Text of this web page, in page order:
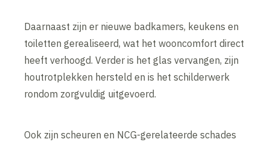
Daarnaast zijn er nieuwe badkamers, keukens en
toiletten gerealiseerd, wat het wooncomfort direct
heeft verhoogd. Verder is het glas vervangen, zijn
houtrotplekken hersteld en is het schilderwerk
rondom zorgvuldig uitgevoerd.
Ook zijn scheuren en NCG-gerelateerde schades